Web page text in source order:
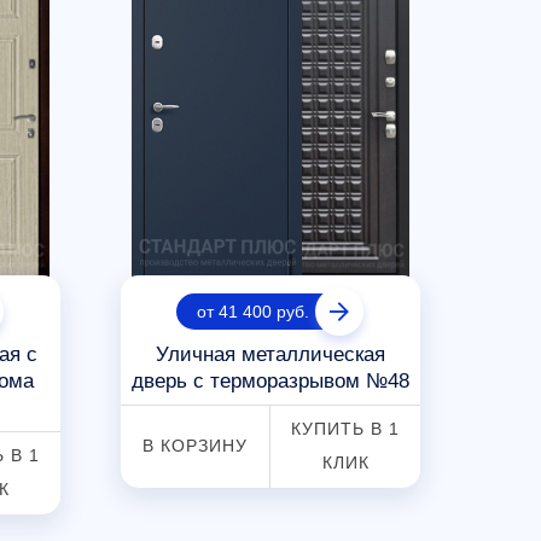
с
В 1
от 41 400 руб.
Уличная металлическая
дверь с терморазрывом №48
В КОРЗИНУ
КУПИТЬ В 1
КЛИК